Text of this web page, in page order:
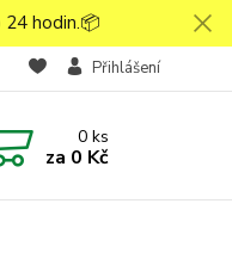
24 hodin.📦
Přihlášení
0ks
za 0 Kč